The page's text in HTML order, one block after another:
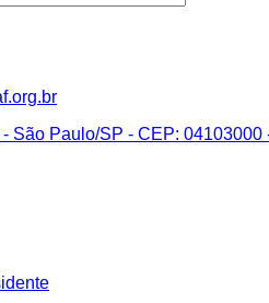
São Paulo/SP - CEP: 04103000